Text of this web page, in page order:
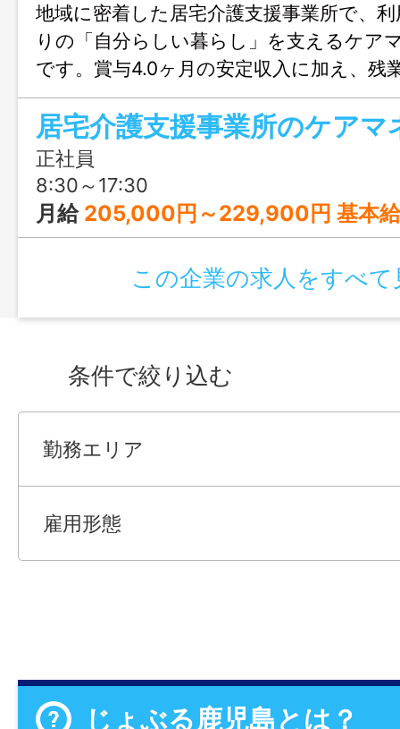
地域に密着した居宅介護支援事業所で、
りの「自分らしい暮らし」を支えるケア
です。賞与4.0ヶ月の安定収入に加え、残
祝休みで働きやすさも抜群。単身寮完備
やUIターンも安心です。
居宅介護支援事業所のケアマ
正社員
8:30～17:30
月給 205,000円～229,900円 基本給：191,500円～216,400円 業務手当：3,500円 ケア
この企業の求人をすべて
条件で絞り込む
勤務エリア
雇用形態
じょぶる鹿児島とは？